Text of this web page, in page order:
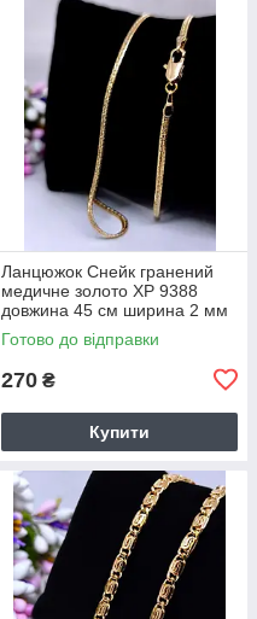
Ланцюжок Снейк гранений
медичне золото ХР 9388
довжина 45 см ширина 2 мм
позолота 18К
Готово до відправки
270 ₴
Купити